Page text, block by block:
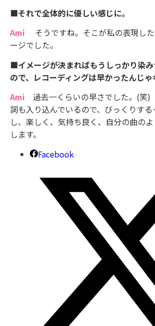
■それで全体的に優しい感じに。
Ami そうですね。そこが私の表現し
ージでした。
■イメージが決まればもうしっかり染
ので、レコーディングは早かったんじゃ
Ami 過去一くらいの早さでした。(笑
詞も入り込んでいるので、びっくりす
し、楽しく、気持ち良く、自分の曲の
します。
Facebook